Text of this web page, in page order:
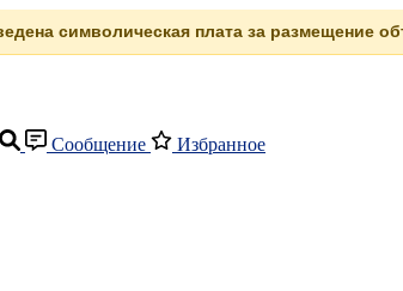
символическая плата за размещение
Сообщение Избранное